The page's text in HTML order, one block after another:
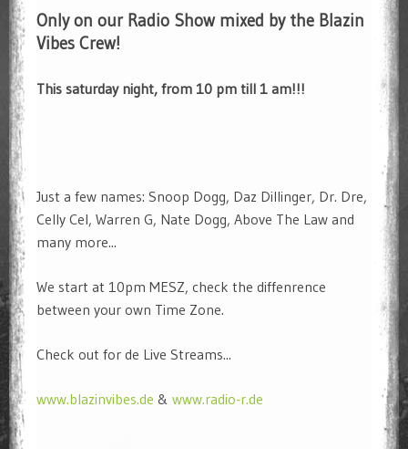
Only on our Radio Show mixed by the Blazin
Vibes Crew!
This saturday night, from 10 pm till 1 am!!!
Just a few names: Snoop Dogg, Daz Dillinger, Dr. Dre,
Celly Cel, Warren G, Nate Dogg, Above The Law and
many more...
We start at 10pm MESZ, check the diffenrence
between your own Time Zone.
Check out for de Live Streams...
www.blazinvibes.de & www.radio-r.de